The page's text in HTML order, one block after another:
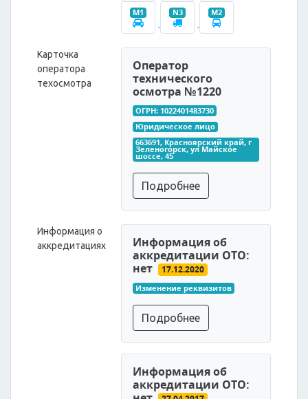
M1 N3 M2
Карточка
оператора
техосмотра
Оператор
технического
осмотра №1220
ОГРН: 1022401483730
Юридическое лицо
663691, Красноярский край, г
Зеленогорск, ул Майское
шоссе, 45
Подробнее
Информация о
аккредитациях
Информация об
аккредитации ОТО:
нет
17.12.2020
Изменение реквизитов
Подробнее
Информация об
аккредитации ОТО: